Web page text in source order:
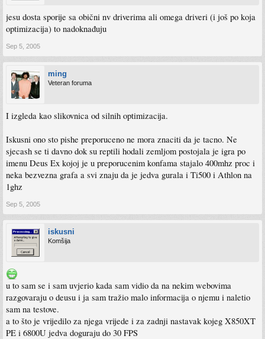
jesu dosta sporije sa obični nv driverima ali omega driveri (i još po koja
optimizacija) to nadoknađuju
Sep 5, 2005
ming
Veteran foruma
I izgleda kao slikovnica od silnih optimizacija.
Iskusni ono sto pishe preporuceno ne mora znaciti da je tacno. Ne
sjecash se ti davno dok su reptili hodali zemljom postojala je igra po
imenu Deus Ex kojoj je u preporucenim konfama stajalo 400mhz proc i
neka bezvezna grafa a svi znaju da je jedva gurala i Ti500 i Athlon na
1ghz
Sep 5, 2005
iskusni
Komšija
u to sam se i sam uvjerio kada sam vidio da na nekim webovima
razgovaraju o deusu i ja sam tražio malo informacija o njemu i naletio
sam na testove.
a to što je vrijedilo za njega vrijede i za zadnji nastavak kojeg X850XT
PE i 6800U jedva doguraju do 30 FPS